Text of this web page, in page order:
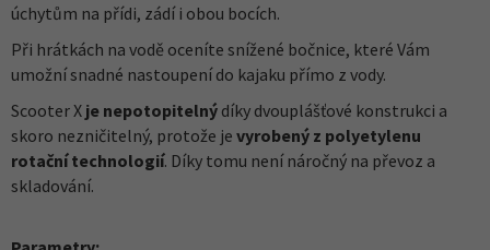
úchytům na přídi, zádí i obou bocích.
Při hrátkách na vodě oceníte snížené bočnice, které Vám
umožní snadné nastoupení do kajaku přímo z vody.
Scooter X je nepotopitelný díky dvouplášťové konstrukci a
skoro nezničitelný, protože je vyrobený z polyetylenu
rotační technologií. Díky tomu není náročný na převoz a
skladování.